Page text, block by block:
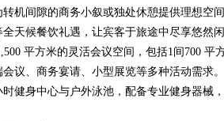
机间隙的商务小叙或独处休憩提供理想空
天候餐饮礼遇，让宾客于旅途中尽享悠然
平方米的灵活会议空间，包括1间700
议、商务宴请、小型展览等多种活动需求。
时健身中心与户外泳池，配备专业健身器械